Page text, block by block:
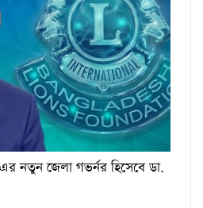
এর নতুন জেলা গভর্নর হিসেবে ডা.